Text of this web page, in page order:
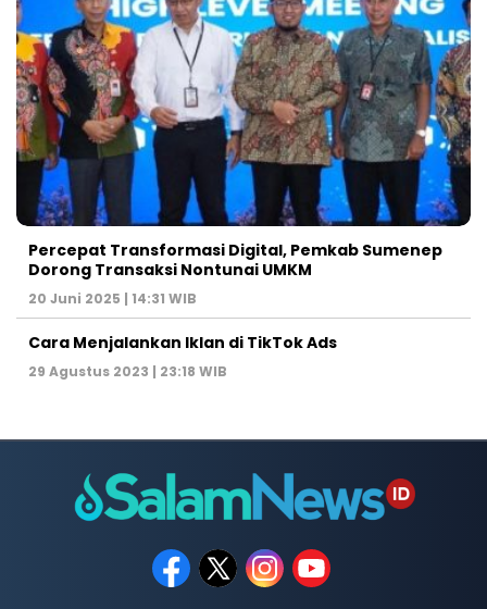
Percepat Transformasi Digital, Pemkab Sumenep
Dorong Transaksi Nontunai UMKM
20 Juni 2025 | 14:31 WIB
Cara Menjalankan Iklan di TikTok Ads
29 Agustus 2023 | 23:18 WIB